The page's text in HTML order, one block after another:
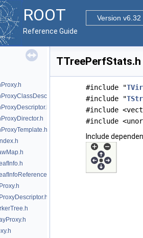
ROOT
Version v6.32
Reference Guide
TTreePerfStats.h
#include "
#include "
#include
#include
Include